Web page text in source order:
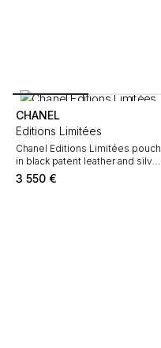
CHANEL
Editions Limitées
Chanel Editions Limitées pouch
in black patent leather and silver
leather
3 550 €